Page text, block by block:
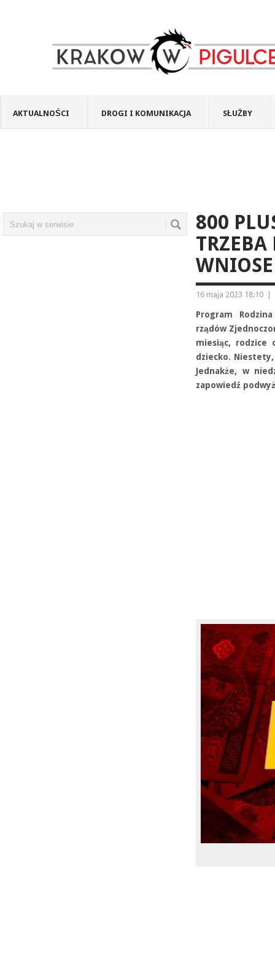
AKTUALNOŚCI DROGI I KOMUNIKACJA SŁUŻBY
800
16 maja 2023 18:10
Program
rządów
miesiąc, rodzice
dziecko.
Jednakże, w
zapowiedź